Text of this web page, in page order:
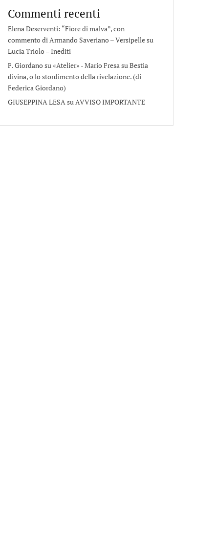
Commenti recenti
Elena Deserventi: “Fiore di malva”, con
commento di Armando Saveriano – Versipellesu
Lucia Triolo – Inediti
F. Giordano su «Atelier» - Mario FresasuBestia
divina, o lo stordimento della rivelazione. (di
Federica Giordano)
GIUSEPPINA LESAsuAVVISO IMPORTANTE